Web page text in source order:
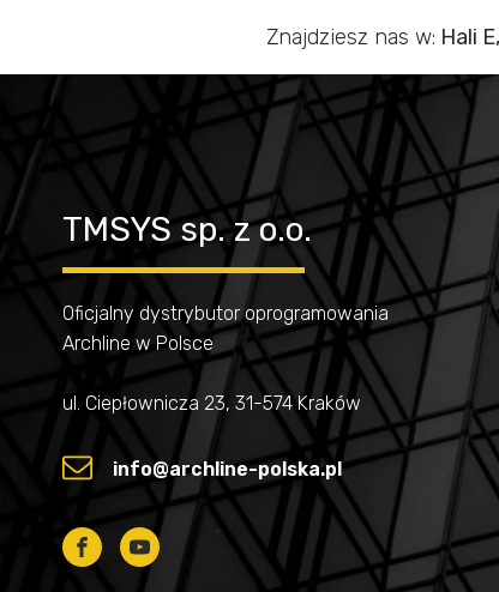
Znajdziesz nas w: Hali
TMSYS sp. z o.o.
Oficjalny dystrybutor oprogramowania
Archline w Polsce
ul. Ciepłownicza 23, 31-574 Kraków
info@archline-polska.pl